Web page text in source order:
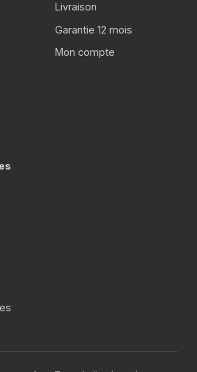
Livraison
Garantie 12 mois
Mon compte